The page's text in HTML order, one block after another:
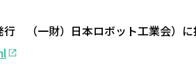
（一財）日本ロボット工業会）に